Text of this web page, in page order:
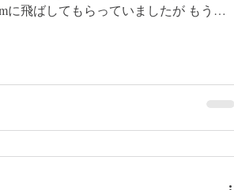
に飛ばしてもらっていましたが もうい